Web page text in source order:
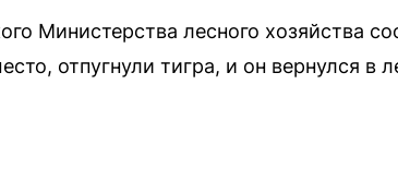
Министерства лесного хозяйства
отпугнули тигра, и он вернулся в